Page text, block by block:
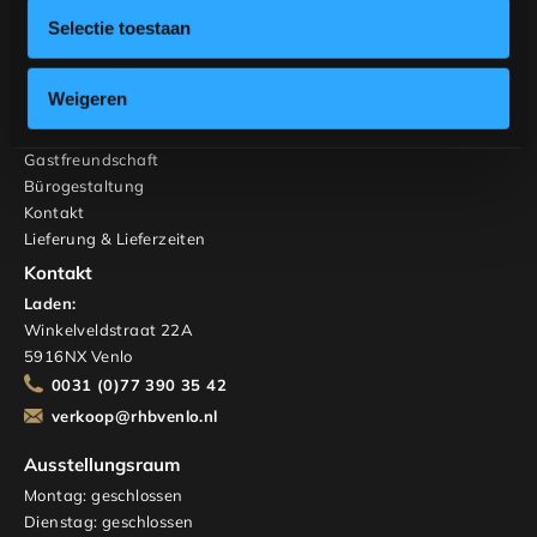
Selectie toestaan
Weigeren
Schränke und TV-Möbel
Maßgeschneidert
Innenberatung
RHB Haus & Wohnen
Über uns
Gastfreundschaft
Bürogestaltung
Kontakt
Lieferung & Lieferzeiten
Kontakt
Laden:
Winkelveldstraat 22A
5916NX Venlo
0031 (0)77 390 35 42
verkoop@rhbvenlo.nl
Ausstellungsraum
Montag: geschlossen
Dienstag: geschlossen